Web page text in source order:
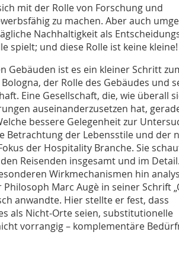
mit der Rolle von Forschung und
zu machen. Aber auch
Nachhaltigkeit als
spielt; und diese Rolle ist keine kleine!
Gebäuden ist es ein kleiner Schritt
der Rolle des Gebäudes und
Eine Gesellschaft, die, wie überall
auseinanderzusetzen hat,
bessere Gelegenheit zur
Betrachtung der Lebensstile und der
der Hospitality Branche. Sie
Reisenden insgesamt und im Detail.
Wirkmechanismen hin
Marc Augè in seiner Schrift
anwandte. Hier stellte er fest, dass
als Nicht-Orte seien, substitutionelle
vorrangig – komplementäre